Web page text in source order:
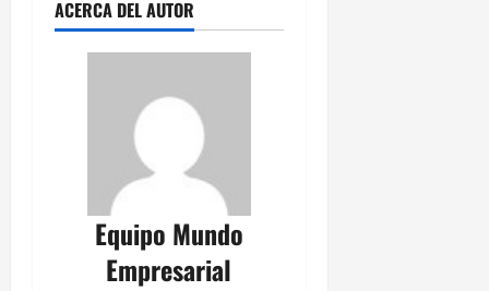
ACERCA DEL AUTOR
Equipo Mundo
Empresarial